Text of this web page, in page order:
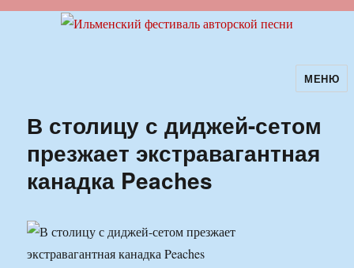
Ильменский фестиваль авторскойМЕНЮ
В столицу с диджей-сетом
презжает экстравагантная
канадка Peaches